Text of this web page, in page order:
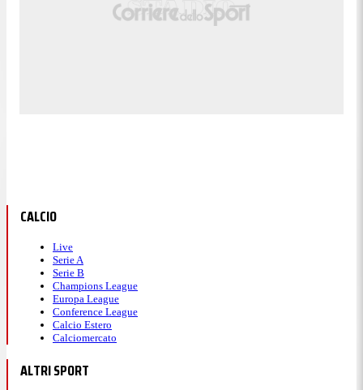
CALCIO
Live
Serie A
Serie B
Champions League
Europa League
Conference League
Calcio Estero
Calciomercato
ALTRI SPORT